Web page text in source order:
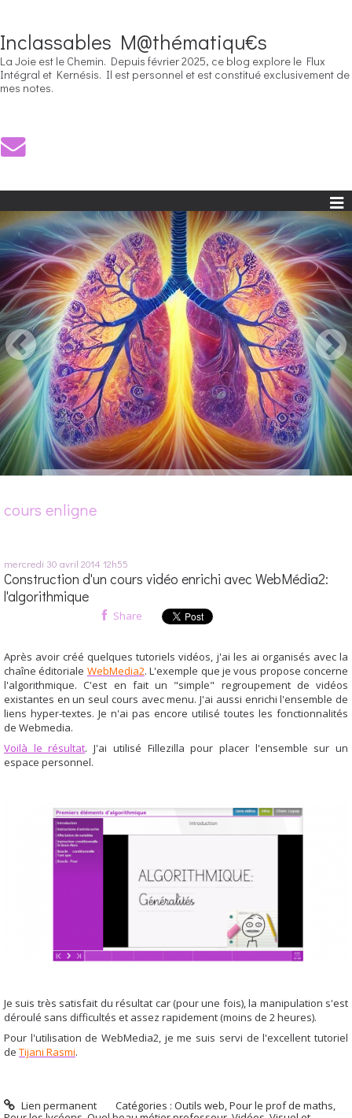
Inclassables M@thématiqu€s
La Joie est le Chemin. Depuis février 2025, ce blog explore le Flux
Intégral et Kernésis. Il est personnel et est constitué exclusivement de
mes notes.
cours enligne
mercredi 30 avril 2014 12h55
Construction d'un cours vidéo enrichi avec WebMédia2:
l'algorithmique
Share
Après avoir créé quelques tutoriels vidéos, j'ai les ai organisés avec la
chaîne éditoriale WebMedia2. L'exemple que je vous propose concerne
l'algorithmique. C'est en fait un "simple" regroupement de vidéos
existantes en un seul cours avec menu. J'ai aussi enrichi l'ensemble de
liens hyper-textes. Je n'ai pas encore utilisé toutes les fonctionnalités
de Webmedia.
Voilà le résultat. J'ai utilisé Fillezilla pour placer l'ensemble sur un
espace personnel.
Je suis très satisfait du résultat car (pour une fois), la manipulation s'est
déroulé sans difficultés et assez rapidement (moins de 2 heures).
Pour l'utilisation de WebMedia2, je me suis servi de l'excellent tutoriel
de Tijani Rasmi.
Lien permanent Catégories :Outils web,Pour le prof de maths,